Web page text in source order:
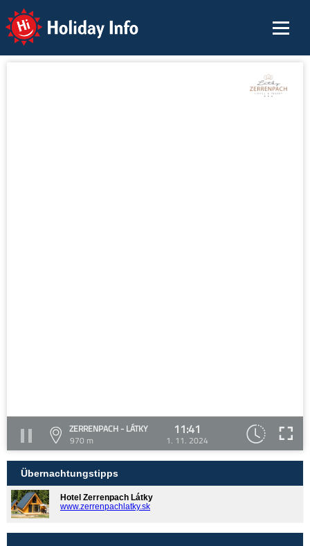
Holiday Info
ZERRENPACH - LÁTKY
970 m
11:41
1. 11. 2024
Übernachtungstipps
Hotel Zerrenpach Látky
www.zerrenpachlatky.sk